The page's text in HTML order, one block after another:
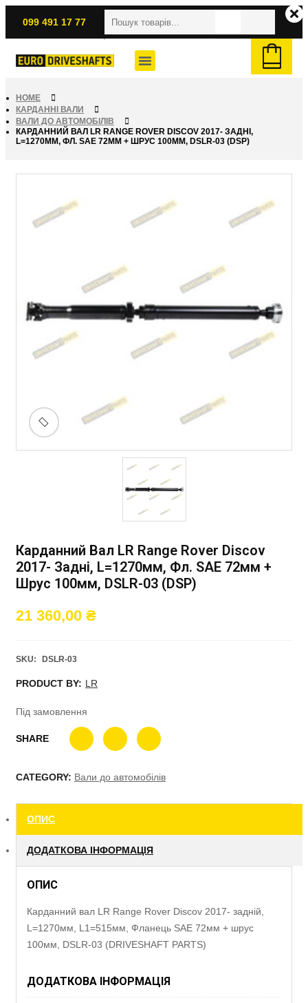
099 491 17 77
HOME
КАРДАННІ ВАЛИ
ВАЛИ ДО АВТОМОБІЛІВ
КАРДАННИЙ ВАЛ LR RANGE ROVER DISCOV 2017- ЗАДНІ,
L=1270ММ, ФЛ. SAE 72ММ + ШРУС 100ММ, DSLR-03 (DSP)
Карданний Вал LR Range Rover Discov
2017- Задні, L=1270мм, Фл. SAE 72мм +
Шрус 100мм, DSLR-03 (DSP)
21 360,00 ₴
SKU: DSLR-03
PRODUCT BY: LR
Під замовлення
SHARE
CATEGORY: Вали до автомобілів
ОПИС
ДОДАТКОВА ІНФОРМАЦІЯ
ОПИС
Карданний вал LR Range Rover Discov 2017- задній,
L=1270мм, L1=515мм, Фланець SAE 72мм + шрус
100мм, DSLR-03 (DRIVESHAFT PARTS)
ДОДАТКОВА ІНФОРМАЦІЯ